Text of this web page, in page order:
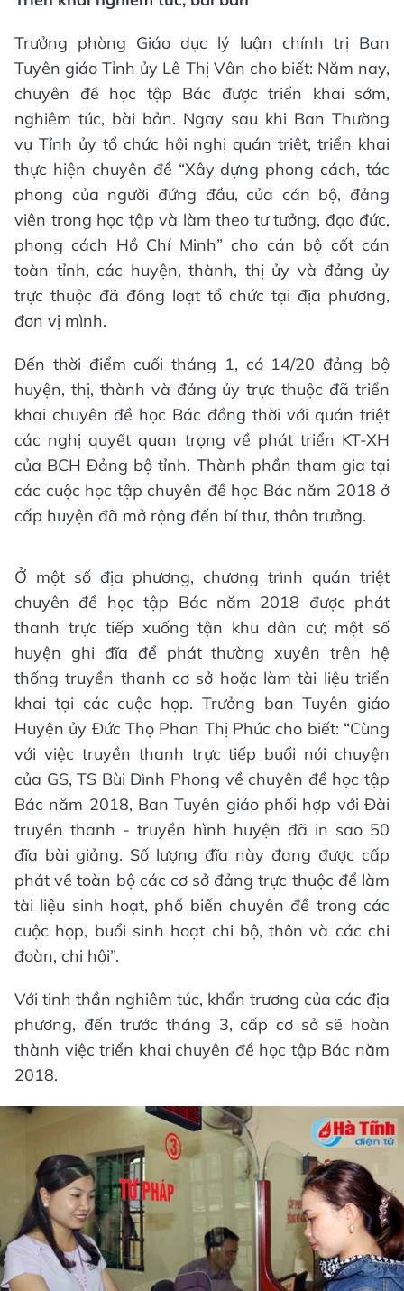
Trưởng phòng Giáo dục lý luận chính trị Ban
Tuyên giáo Tỉnh ủy Lê Thị Vân cho biết: Năm nay,
chuyên đề học tập Bác được triển khai sớm,
nghiêm túc, bài bản. Ngay sau khi Ban Thường
vụ Tỉnh ủy tổ chức hội nghị quán triệt, triển khai
thực hiện chuyên đề “Xây dựng phong cách, tác
phong của người đứng đầu, của cán bộ, đảng
viên trong học tập và làm theo tư tưởng, đạo đức,
phong cách Hồ Chí Minh” cho cán bộ cốt cán
toàn tỉnh, các huyện, thành, thị ủy và đảng ủy
trực thuộc đã đồng loạt tổ chức tại địa phương,
đơn vị mình.
Đến thời điểm cuối tháng 1, có 14/20 đảng bộ
huyện, thị, thành và đảng ủy trực thuộc đã triển
khai chuyên đề học Bác đồng thời với quán triệt
các nghị quyết quan trọng về phát triển KT-XH
của BCH Đảng bộ tỉnh. Thành phần tham gia tại
các cuộc học tập chuyên đề học Bác năm 2018 ở
cấp huyện đã mở rộng đến bí thư, thôn trưởng.
Ở một số địa phương, chương trình quán triệt
chuyên đề học tập Bác năm 2018 được phát
thanh trực tiếp xuống tận khu dân cư; một số
huyện ghi đĩa để phát thường xuyên trên hệ
thống truyền thanh cơ sở hoặc làm tài liệu triển
khai tại các cuộc họp. Trưởng ban Tuyên giáo
Huyện ủy Đức Thọ Phan Thị Phúc cho biết: “Cùng
với việc truyền thanh trực tiếp buổi nói chuyện
của GS, TS Bùi Đình Phong về chuyên đề học tập
Bác năm 2018, Ban Tuyên giáo phối hợp với Đài
truyền thanh - truyền hình huyện đã in sao 50
đĩa bài giảng. Số lượng đĩa này đang được cấp
phát về toàn bộ các cơ sở đảng trực thuộc để làm
tài liệu sinh hoạt, phổ biến chuyên đề trong các
cuộc họp, buổi sinh hoạt chi bộ, thôn và các chi
đoàn, chi hội”.
Với tinh thần nghiêm túc, khẩn trương của các địa
phương, đến trước tháng 3, cấp cơ sở sẽ hoàn
thành việc triển khai chuyên đề học tập Bác năm
2018.